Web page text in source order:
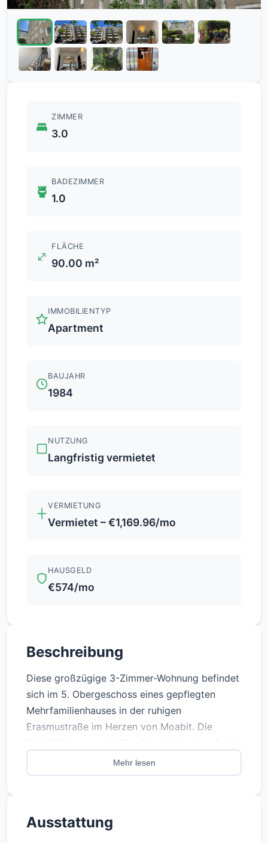
ZIMMER
3.0
BADEZIMMER
1.0
FLÄCHE
90.00 m²
IMMOBILIENTYP
Apartment
BAUJAHR
1984
NUTZUNG
Langfristig vermietet
VERMIETUNG
Vermietet – €1,169.96/mo
HAUSGELD
€574/mo
Beschreibung
Diese großzügige 3-Zimmer-Wohnung befindet
sich im 5. Obergeschoss eines gepflegten
Mehrfamilienhauses in der ruhigen
Erasmustraße im Herzen von Moabit. Die
separat begehbare Zimmer, was die Wohnung
auch für Kapitalanleger besonders attraktiv
Wohnatmosphäre. Die separate Küche ist mit
Mehr lesen
Ausstattung